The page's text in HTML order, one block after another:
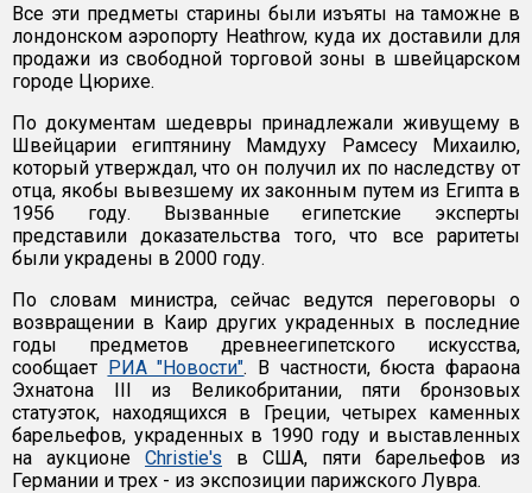
Все эти предметы старины были изъяты на таможне в
лондонском аэропорту Heathrow, куда их доставили для
продажи из свободной торговой зоны в швейцарском
городе Цюрихе.
По документам шедевры принадлежали живущему в
Швейцарии египтянину Мамдуху Рамсесу Михаилю,
который утверждал, что он получил их по наследству от
отца, якобы вывезшему их законным путем из Египта в
1956 году. Вызванные египетские эксперты
представили доказательства того, что все раритеты
были украдены в 2000 году.
По словам министра, сейчас ведутся переговоры о
возвращении в Каир других украденных в последние
годы предметов древнеегипетского искусства,
сообщает РИА "Новости". В частности, бюста фараона
Эхнатона III из Великобритании, пяти бронзовых
статуэток, находящихся в Греции, четырех каменных
барельефов, украденных в 1990 году и выставленных
на аукционе Christie's в США, пяти барельефов из
Германии и трех - из экспозиции парижского Лувра.